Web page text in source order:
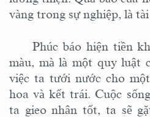
vàng trong sự nghiệp, là
Phúc báo hiện tiền
màu, mà là một quy luật
việc ta tưới nước cho
hoa và kết trái. Cuộc
ta gieo nhân tốt, ta sẽ